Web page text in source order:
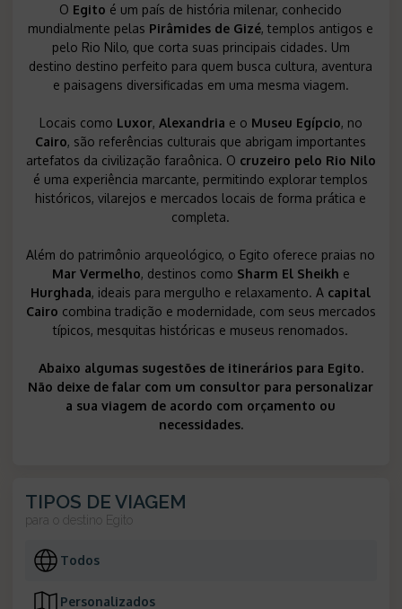
O Egito é um país de história milenar, conhecido
mundialmente pelas Pirâmides de Gizé, templos antigos e
pelo Rio Nilo, que corta suas principais cidades. Um
destino destino perfeito para quem busca cultura, aventura
e paisagens diversificadas em uma mesma viagem.
Locais como Luxor, Alexandria e o Museu Egípcio, no
Cairo, são referências culturais que abrigam importantes
artefatos da civilização faraônica. O cruzeiro pelo Rio Nilo
é uma experiência marcante, permitindo explorar templos
históricos, vilarejos e mercados locais de forma prática e
completa.
Além do patrimônio arqueológico, o Egito oferece praias no
Mar Vermelho, destinos como Sharm El Sheikh e
Hurghada, ideais para mergulho e relaxamento. A capital
Cairo combina tradição e modernidade, com seus mercados
típicos, mesquitas históricas e museus renomados.
Abaixo algumas sugestões de itinerários para Egito.
Não deixe de falar com um consultor para personalizar
a sua viagem de acordo com orçamento ou
necessidades.
TIPOS DE VIAGEM
para o destino Egito
Todos
Personalizados